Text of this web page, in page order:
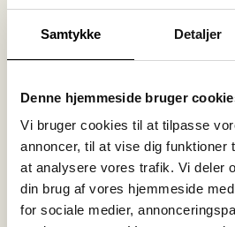
Samtykke Detaljer
Denne hjemmeside bruger
Vi bruger cookies til at tilpasse
annoncer, til at vise dig funktioner
at analysere vores trafik. Vi deler
din brug af vores hjemmeside
for sociale medier,